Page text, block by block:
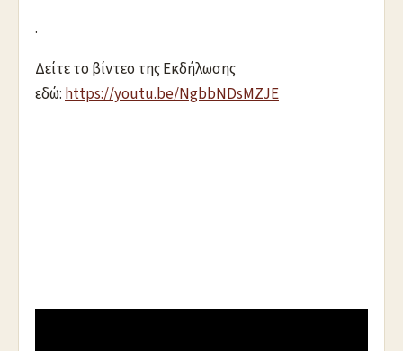
.
Δείτε το βίντεο της Εκδήλωσης
εδώ: https://youtu.be/NgbbNDsMZJE